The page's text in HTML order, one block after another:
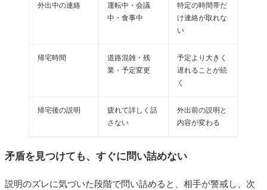
外出中の連絡
運転中・会議
中・食事中
特定の時間帯だ
け連絡が取れな
い
帰宅時間
道路混雑・残
業・予定変更
予定より大きく
遅れることが続
く
帰宅後の説明
疲れて詳しく話
さない
外出前の説明と
内容が変わる
矛盾を見つけても、すぐに問い詰めない
説明のズレに気づいた段階で問い詰めると、相手が警戒し、次